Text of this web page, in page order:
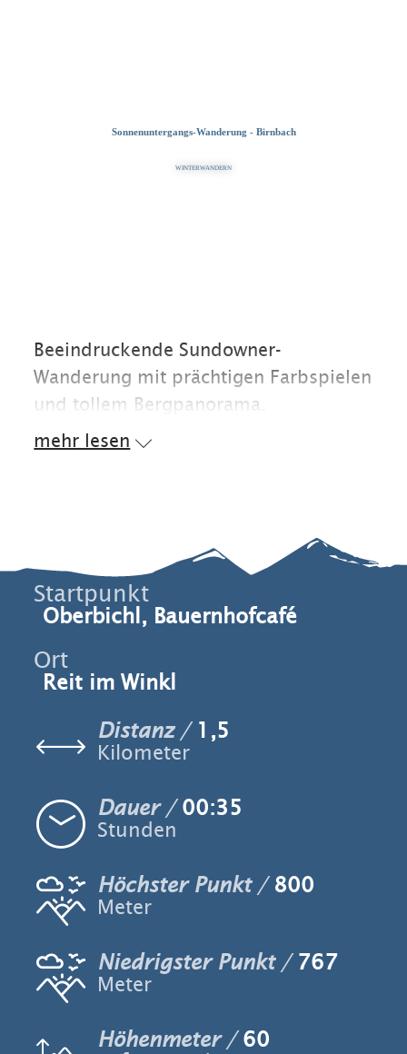
Sonnenuntergangs-Wanderung - Birnbach
WINTERWANDERN
Beeindruckende Sundowner-
Wanderung mit prächtigen Farbspielen
und tollem Bergpanorama.
mehr lesen
Startpunkt
Oberbichl, Bauernhofcafé
Ort
Reit im Winkl
Distanz
1,5
Kilometer
Dauer 00:35
Stunden
Höchster Punkt 800
Meter
Niedrigster Punkt 767
Meter
Höhenmeter 60